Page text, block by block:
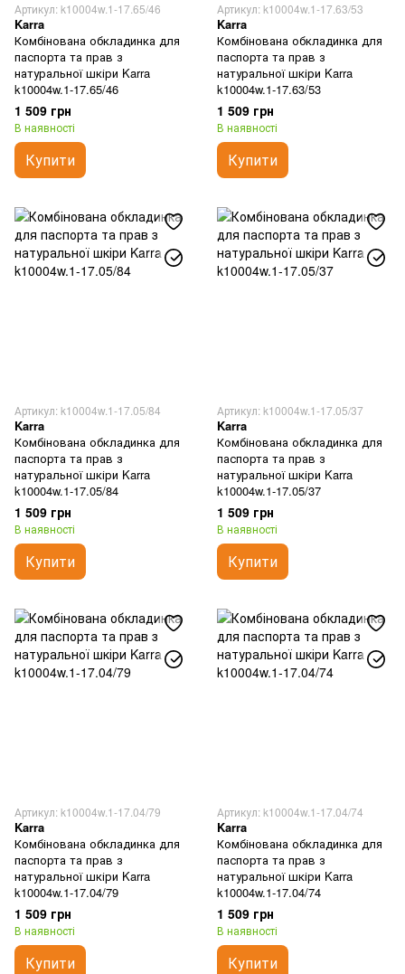
Артикул: k10004w.1-17.65/46
Karra
Комбінована обкладинка для
паспорта та прав з
натуральної шкіри Karra
k10004w.1-17.65/46
1 509 грн
В наявності
Купити
Артикул: k10004w.1-17.63/53
Karra
Комбінована обкладинка для
паспорта та прав з
натуральної шкіри Karra
k10004w.1-17.63/53
1 509 грн
В наявності
Купити
Артикул: k10004w.1-17.05/84
Karra
Комбінована обкладинка для
паспорта та прав з
натуральної шкіри Karra
k10004w.1-17.05/84
1 509 грн
В наявності
Купити
Артикул: k10004w.1-17.05/37
Karra
Комбінована обкладинка для
паспорта та прав з
натуральної шкіри Karra
k10004w.1-17.05/37
1 509 грн
В наявності
Купити
Артикул: k10004w.1-17.04/79
Karra
Комбінована обкладинка для
паспорта та прав з
натуральної шкіри Karra
k10004w.1-17.04/79
1 509 грн
В наявності
Купити
Артикул: k10004w.1-17.04/74
Karra
Комбінована обкладинка для
паспорта та прав з
натуральної шкіри Karra
k10004w.1-17.04/74
1 509 грн
В наявності
Купити